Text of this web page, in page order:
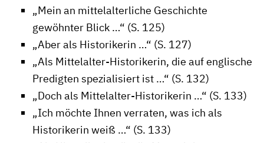
„Mein an mittelalterliche Geschichte
gewöhnter Blick …“ (S. 125)
„Aber als Historikerin …“ (S. 127)
„Als Mittelalter-Historikerin, die auf englische
Predigten spezialisiert ist …“ (S. 132)
„Doch als Mittelalter-Historikerin …“ (S. 133)
„Ich möchte Ihnen verraten, was ich als
Historikerin weiß …“ (S. 133)